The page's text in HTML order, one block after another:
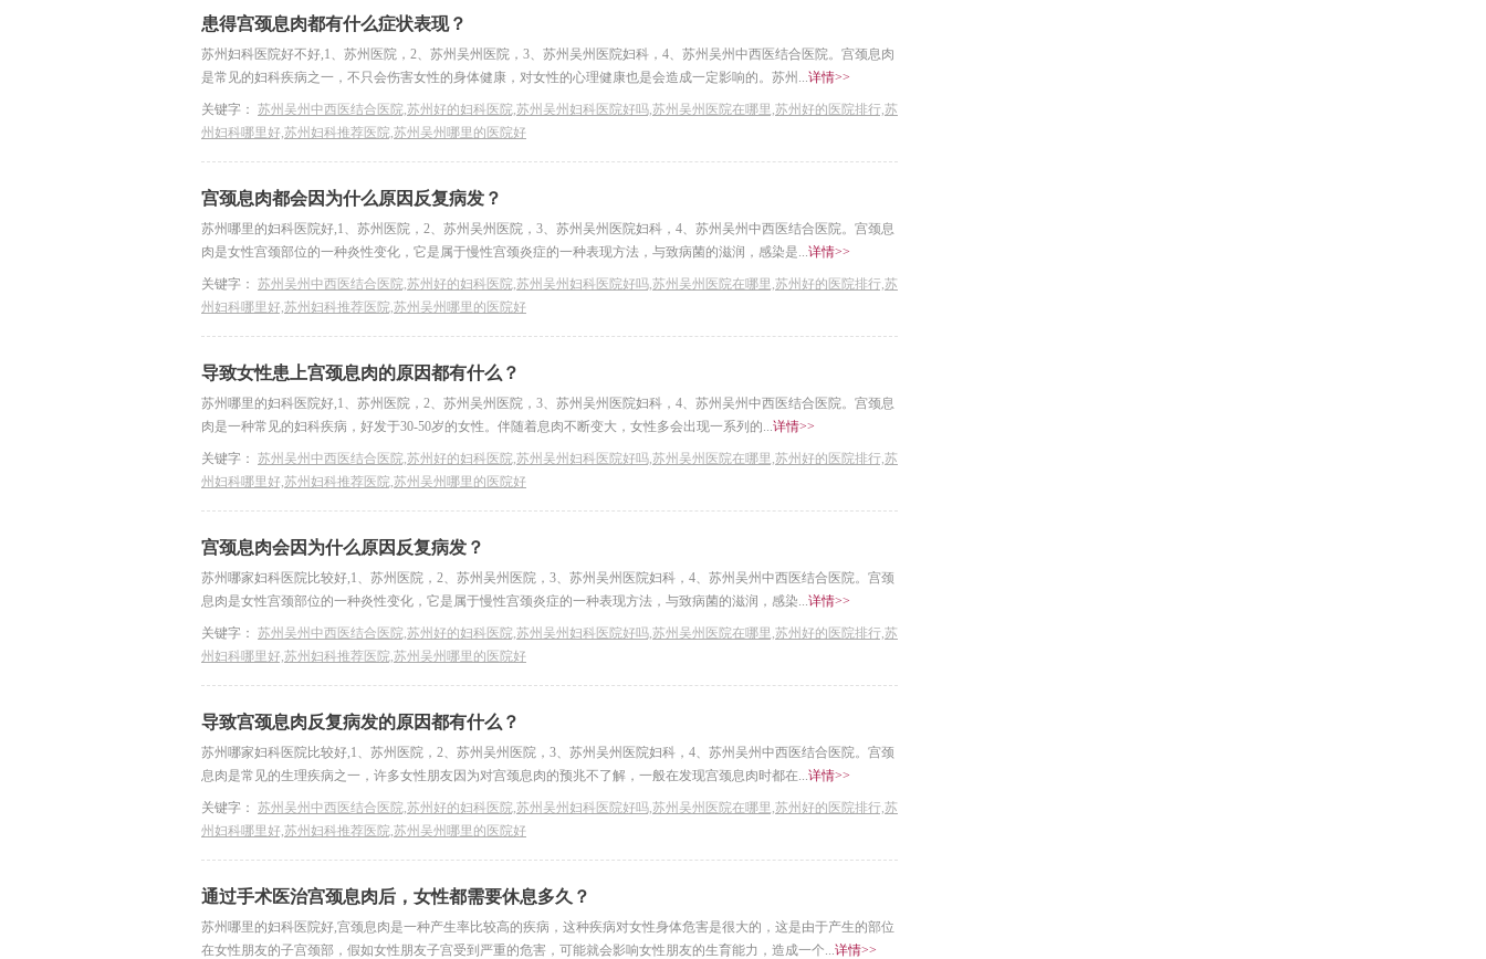
患得宫颈息肉都有什么症状表现？
苏州妇科医院好不好,1、苏州医院，2、苏州吴州医院，3、苏州吴州医院妇科，4、苏州吴州中西医结合医院。宫颈息肉
是常见的妇科疾病之一，不只会伤害女性的身体健康，对女性的心理健康也是会造成一定影响的。苏州...详情>>
关键字： 苏州吴州中西医结合医院,苏州好的妇科医院,苏州吴州妇科医院好吗,苏州吴州医院在哪里,苏州好的医院排行,苏
州妇科哪里好,苏州妇科推荐医院,苏州吴州哪里的医院好
宫颈息肉都会因为什么原因反复病发？
苏州哪里的妇科医院好,1、苏州医院，2、苏州吴州医院，3、苏州吴州医院妇科，4、苏州吴州中西医结合医院。宫颈息
肉是女性宫颈部位的一种炎性变化，它是属于慢性宫颈炎症的一种表现方法，与致病菌的滋润，感染是...详情>>
关键字： 苏州吴州中西医结合医院,苏州好的妇科医院,苏州吴州妇科医院好吗,苏州吴州医院在哪里,苏州好的医院排行,苏
州妇科哪里好,苏州妇科推荐医院,苏州吴州哪里的医院好
导致女性患上宫颈息肉的原因都有什么？
苏州哪里的妇科医院好,1、苏州医院，2、苏州吴州医院，3、苏州吴州医院妇科，4、苏州吴州中西医结合医院。宫颈息
肉是一种常见的妇科疾病，好发于30-50岁的女性。伴随着息肉不断变大，女性多会出现一系列的...详情>>
关键字： 苏州吴州中西医结合医院,苏州好的妇科医院,苏州吴州妇科医院好吗,苏州吴州医院在哪里,苏州好的医院排行,苏
州妇科哪里好,苏州妇科推荐医院,苏州吴州哪里的医院好
宫颈息肉会因为什么原因反复病发？
苏州哪家妇科医院比较好,1、苏州医院，2、苏州吴州医院，3、苏州吴州医院妇科，4、苏州吴州中西医结合医院。宫颈
息肉是女性宫颈部位的一种炎性变化，它是属于慢性宫颈炎症的一种表现方法，与致病菌的滋润，感染...详情>>
关键字： 苏州吴州中西医结合医院,苏州好的妇科医院,苏州吴州妇科医院好吗,苏州吴州医院在哪里,苏州好的医院排行,苏
州妇科哪里好,苏州妇科推荐医院,苏州吴州哪里的医院好
导致宫颈息肉反复病发的原因都有什么？
苏州哪家妇科医院比较好,1、苏州医院，2、苏州吴州医院，3、苏州吴州医院妇科，4、苏州吴州中西医结合医院。宫颈
息肉是常见的生理疾病之一，许多女性朋友因为对宫颈息肉的预兆不了解，一般在发现宫颈息肉时都在...详情>>
关键字： 苏州吴州中西医结合医院,苏州好的妇科医院,苏州吴州妇科医院好吗,苏州吴州医院在哪里,苏州好的医院排行,苏
州妇科哪里好,苏州妇科推荐医院,苏州吴州哪里的医院好
通过手术医治宫颈息肉后，女性都需要休息多久？
苏州哪里的妇科医院好,宫颈息肉是一种产生率比较高的疾病，这种疾病对女性身体危害是很大的，这是由于产生的部位
在女性朋友的子宫颈部，假如女性朋友子宫受到严重的危害，可能就会影响女性朋友的生育能力，造成一个...详情>>